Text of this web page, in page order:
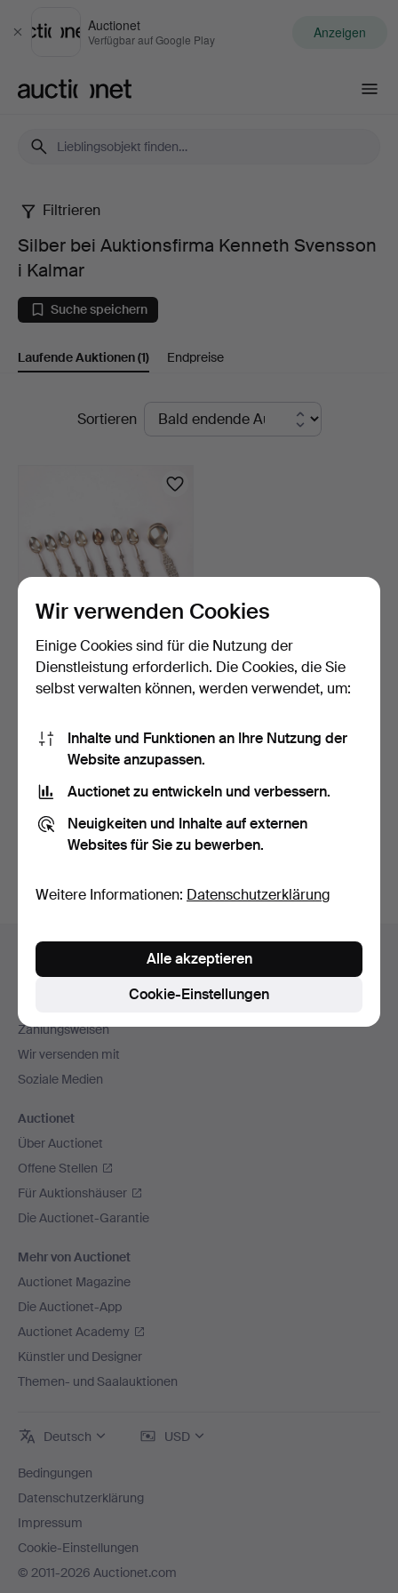
Schließen
Auctionet
Verfügbar auf Google Play Anzeigen
Silber
bei
Auktionsfirma
Kenneth
Filtrieren
Silber bei Auktionsfirma Kenneth Svensson
i Kalmar
Suche speichern
Laufende Auktionen(1) Endpreise
LaufendeSortieren
MOKKALÖFFEL UND
LÖFFEL, 8 Stück, Silber.
2 Tage
106 USD
Sie können auch inBeendete Auktionen aus unserem
suchen.
Fußzeilen-
Kontakt mit dem Support aufnehmen
Zahlungsweisen
Wir versenden mit
Soziale Medien
Auctionet
Über Auctionet
Offene Stellen
Für Auktionshäuser
Die Auctionet-Garantie
Mehr von Auctionet
Auctionet Magazine
Die Auctionet-App
Auctionet Academy
Künstler und Designer
Themen- und Saalauktionen
Deutsch USD
Bedingungen
Datenschutzerklärung
Impressum
Cookie-Einstellungen
© 2011-2026 Auctionet.com
Wir verwenden Cookies
Einige Cookies sind für die Nutzung der
Dienstleistung erforderlich. Die Cookies, die Sie
selbst verwalten können, werden verwendet, um:
Inhalte und Funktionen an Ihre Nutzung der
Website anzupassen.
Auctionet zu entwickeln und verbessern.
Neuigkeiten und Inhalte auf externen
Websites für Sie zu bewerben.
Weitere Informationen: Datenschutzerklärung
Cookie-Einstellungen
Alle akzeptieren